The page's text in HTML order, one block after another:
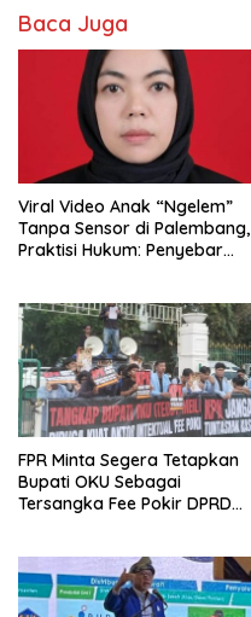
Baca Juga
Viral Video Anak “Ngelem”
Tanpa Sensor di Palembang,
Praktisi Hukum: Penyebar
FPR Minta Segera Tetapkan
Bupati OKU Sebagai
Tersangka Fee Pokir DPRD